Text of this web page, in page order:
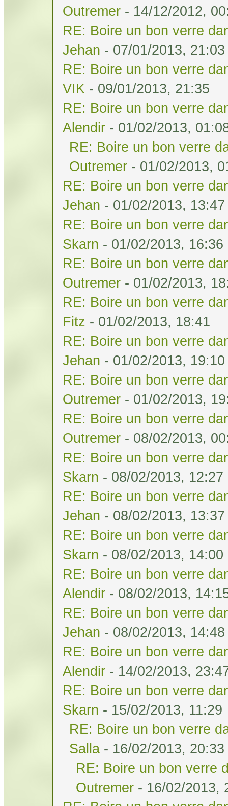
Outremer - 14/12/2012,
RE: Boire un bon verre
Jehan - 07/01/2013, 21:03
RE: Boire un bon verre
VIK - 09/01/2013, 21:35
RE: Boire un bon verre
Alendir - 01/02/2013,
RE: Boire un bon verre
Outremer - 01/02/2013,
RE: Boire un bon verre
Jehan - 01/02/2013, 13:47
RE: Boire un bon verre
Skarn - 01/02/2013, 16:36
RE: Boire un bon verre
Outremer - 01/02/2013,
RE: Boire un bon verre
Fitz - 01/02/2013, 18:41
RE: Boire un bon verre
Jehan - 01/02/2013, 19:10
RE: Boire un bon verre
Outremer - 01/02/2013,
RE: Boire un bon verre
Outremer - 08/02/2013,
RE: Boire un bon verre
Skarn - 08/02/2013, 12:27
RE: Boire un bon verre
Jehan - 08/02/2013, 13:37
RE: Boire un bon verre
Skarn - 08/02/2013, 14:00
RE: Boire un bon verre
Alendir - 08/02/2013,
RE: Boire un bon verre
Jehan - 08/02/2013, 14:48
RE: Boire un bon verre
Alendir - 14/02/2013,
RE: Boire un bon verre
Skarn - 15/02/2013, 11:29
RE: Boire un bon verre
Salla - 16/02/2013, 20:33
RE: Boire un bon verre
Outremer - 16/02/2013,